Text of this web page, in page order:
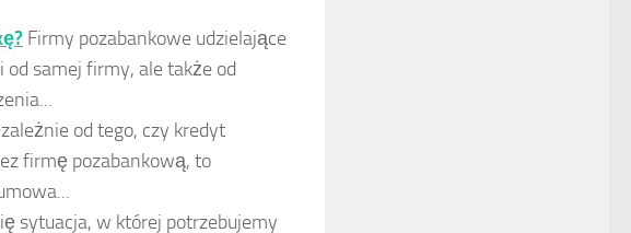
Firmy pozabankowe udzielające
samej firmy, ale także od
od tego, czy kredyt
firmę pozabankową, to
sytuacja, w której potrzebujemy